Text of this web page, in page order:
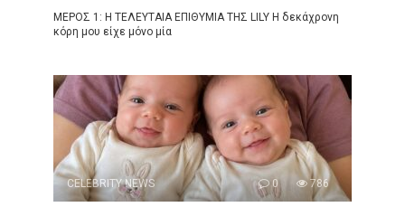
ΜΕΡΟΣ 1: Η ΤΕΛΕΥΤΑΙΑ ΕΠΙΘΥΜΙΑ ΤΗΣ LILY Η δεκάχρονη
κόρη μου είχε μόνο μία
CELEBRITY NEWS 0 786